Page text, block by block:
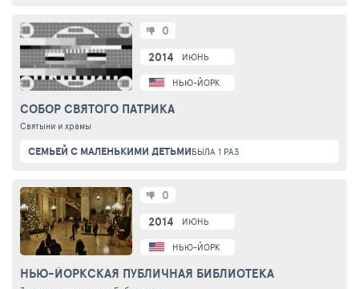
2014 ИЮНЬ
НЬЮ-ЙОРК
СОБОР СВЯТОГО ПАТРИКА
Святыни и храмы
0
СЕМЬЕЙ С МАЛЕНЬКИМИ ДЕТЬМИБЫЛА 1 РАЗ
2014 ИЮНЬ
НЬЮ-ЙОРК
НЬЮ-ЙОРКСКАЯ ПУБЛИЧНАЯ БИБЛИОТЕКА
0